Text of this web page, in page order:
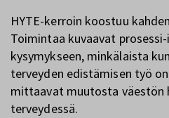
HYTE-kerroin koostuu
Toimintaa kuvaavat
kysymykseen, minkälaista
terveyden edistämisen työ
mittaavat muutosta väestön
terveydessä.